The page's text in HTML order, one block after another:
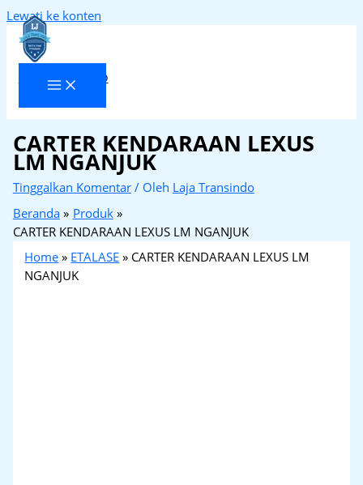
Lewati ke konten
Laja Transindo
CARTER KENDARAAN LEXUS
LM NGANJUK
Tinggalkan Komentar / Oleh Laja Transindo
Beranda
Produk
CARTER KENDARAAN LEXUS LM NGANJUK
Home » ETALASE » CARTER KENDARAAN LEXUS LM
NGANJUK